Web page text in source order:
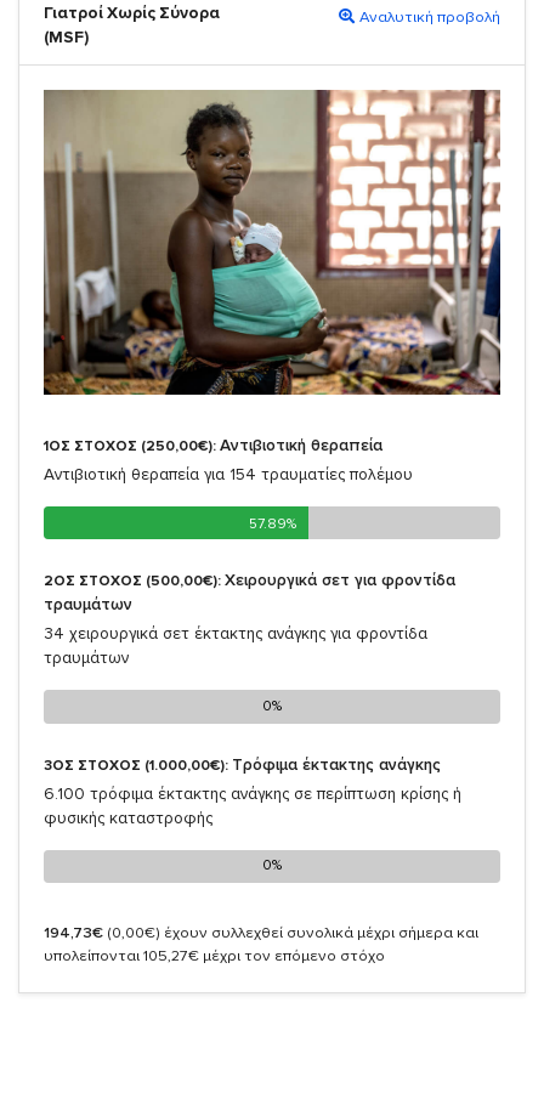
Γιατροί Χωρίς Σύνορα
(MSF)
Αναλυτική προβολή
1ΟΣ ΣΤΟΧΟΣ (250,00€): Αντιβιοτική θεραπεία
Αντιβιοτική θεραπεία για 154 τραυματίες πολέμου
57.89%
57.89%
2ΟΣ ΣΤΟΧΟΣ (500,00€): Χειρουργικά σετ για φροντίδα
τραυμάτων
34 χειρουργικά σετ έκτακτης ανάγκης για φροντίδα
τραυμάτων
0%
0%
3ΟΣ ΣΤΟΧΟΣ (1.000,00€): Τρόφιμα έκτακτης ανάγκης
6.100 τρόφιμα έκτακτης ανάγκης σε περίπτωση κρίσης ή
φυσικής καταστροφής
0%
0%
194,73€ (0,00€) έχουν συλλεχθεί συνολικά μέχρι σήμερα και
υπολείπονται 105,27€ μέχρι τον επόμενο στόχο